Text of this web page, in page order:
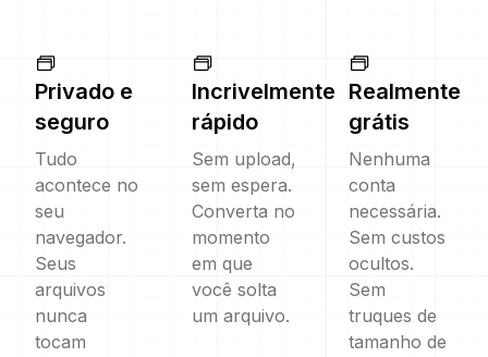
Privado e
seguro
Tudo
acontece no
seu
navegador.
Seus
arquivos
nunca
tocam
Incrivelmente
rápido
Sem upload,
sem espera.
Converta no
momento
em que
você solta
um arquivo.
Realmente
grátis
Nenhuma
conta
necessária.
Sem custos
ocultos.
Sem
truques de
tamanho de